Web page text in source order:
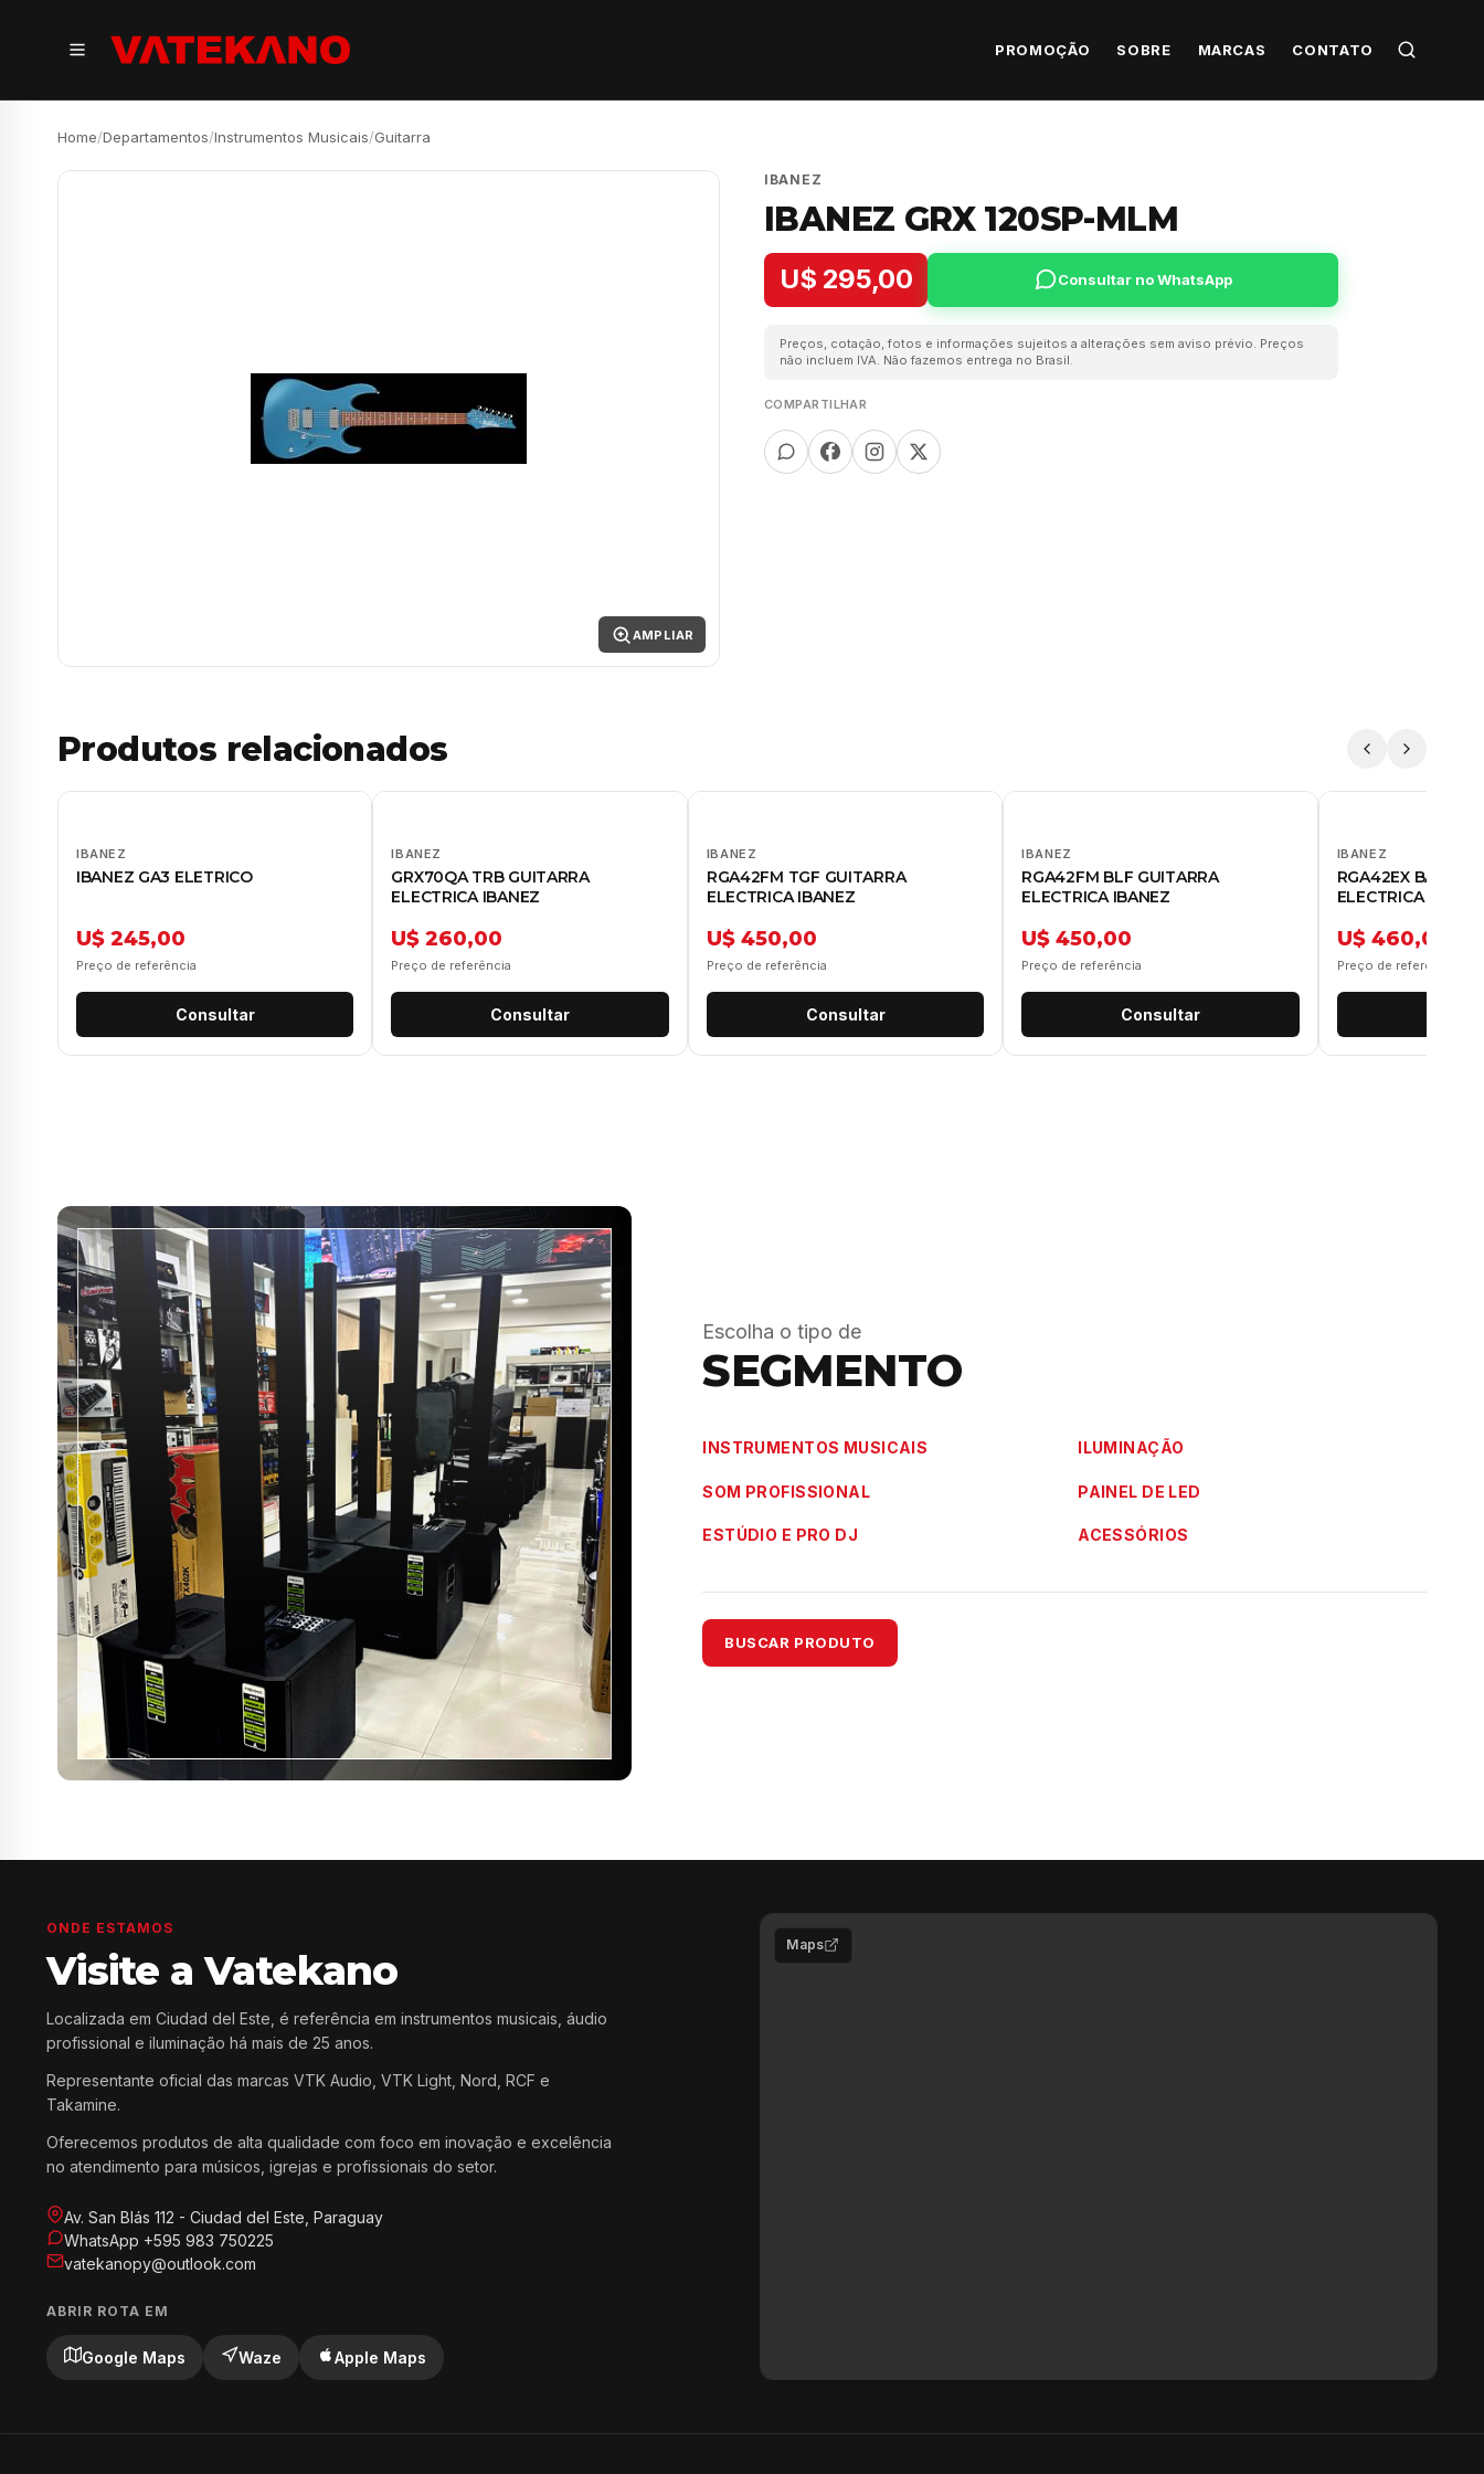
PROMOÇÃO SOBRE MARCAS CONTATO
Home/Departamentos/Instrumentos Musicais/Guitarra
AMPLIAR
IBANEZ
IBANEZ GRX 120SP-MLM
U$ 295,00 Consultar no WhatsApp
Preços, cotação, fotos e informações sujeitos a alterações sem aviso prévio. Preços
não incluem IVA. Não fazemos entrega no Brasil.
COMPARTILHAR
Produtos relacionados
IBANEZ
IBANEZ GA3 ELETRICO
U$ 245,00
Preço de referência
Consultar
IBANEZ
GRX70QA TRB GUITARRA
ELECTRICA IBANEZ
U$ 260,00
Preço de referência
Consultar
IBANEZ
RGA42FM TGF GUITARRA
ELECTRICA IBANEZ
U$ 450,00
Preço de referência
Consultar
IBANEZ
RGA42FM BLF GUITARRA
ELECTRICA IBANEZ
U$ 450,00
Preço de referência
Consultar
IBANEZ
RGA42EX BAM
ELECTRICA
U$ 460,00
Preço de referência
Escolha o tipo de
SEGMENTO
INSTRUMENTOS MUSICAIS ILUMINAÇÃO
SOM PROFISSIONAL PAINEL DE LED
ESTÚDIO E PRO DJ ACESSÓRIOS
BUSCAR PRODUTO
ONDE ESTAMOS
Visite a Vatekano
Localizada em Ciudad del Este, é referência em instrumentos musicais, áudio
profissional e iluminação há mais de 25 anos.
Representante oficial das marcas VTK Audio, VTK Light, Nord, RCF e
Takamine.
Oferecemos produtos de alta qualidade com foco em inovação e excelência
no atendimento para músicos, igrejas e profissionais do setor.
Av. San Blás 112 - Ciudad del Este, Paraguay
WhatsApp +595 983 750225
vatekanopy@outlook.com
ABRIR ROTA EM
Google Maps Waze Apple Maps
Maps